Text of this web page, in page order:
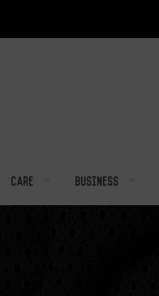
Care Business